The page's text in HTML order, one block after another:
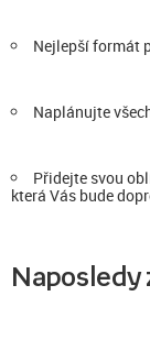
Nejlepší formát
Naplánujte
Přidejte svou
která Vás bude
Naposledy